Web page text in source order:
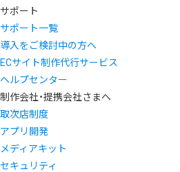
サポート
サポート一覧
導入をご検討中の方へ
ECサイト制作代行サービス
ヘルプセンター
制作会社・提携会社さまへ
取次店制度
アプリ開発
メディアキット
セキュリティ